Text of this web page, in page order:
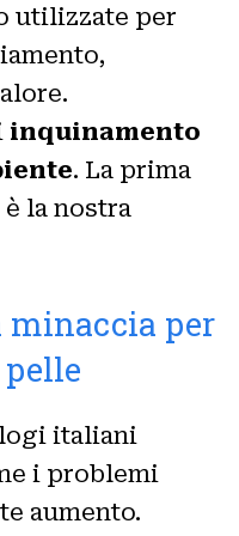
utilizzate per
inquinamento
. La prima
la nostra
minaccia per
italiani
i problemi
aumento.